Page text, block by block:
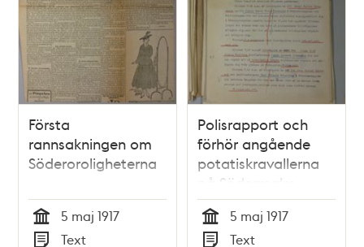
Första
rannsakningen om
Söderoroligheterna
Tid
5 maj 1917
Text
Polisrapport och
förhör angående
potatiskravallerna
på Södermalm
Tid
5 maj 1917
Text